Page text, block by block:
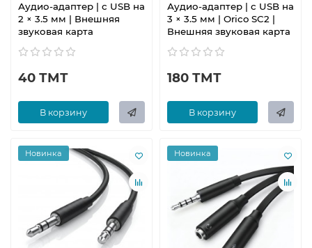
Аудио-адаптер | с USB на
2 × 3.5 мм | Внешняя
звуковая карта
40 ТМТ
В корзину
Аудио-адаптер | с USB на
3 × 3.5 мм | Orico SC2 |
Внешняя звуковая карта
180 ТМТ
В корзину
Новинка Новинка